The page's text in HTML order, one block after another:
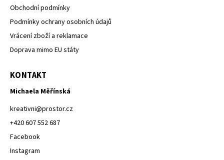
Obchodní podmínky
Podmínky ochrany osobních údajů
Vrácení zboží a reklamace
Doprava mimo EU státy
KONTAKT
Michaela Měřínská
kreativni@prostor.cz
+420 607 552 687
Facebook
Instagram